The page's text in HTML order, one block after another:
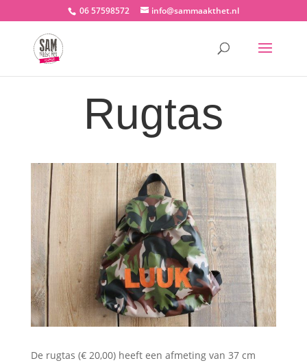
06 57598572 info@sammaakthet.nl
Rugtas
De rugtas (€ 20,00) heeft een afmeting van 37 cm